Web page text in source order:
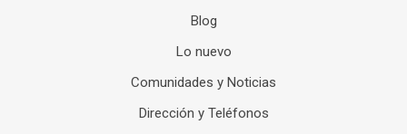
Blog
Lo nuevo
Comunidades y Noticias
Dirección y Teléfonos